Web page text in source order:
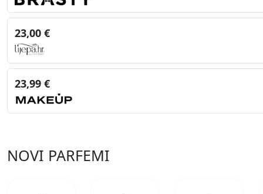
23,00 €
23,99 €
NOVI PARFEMI